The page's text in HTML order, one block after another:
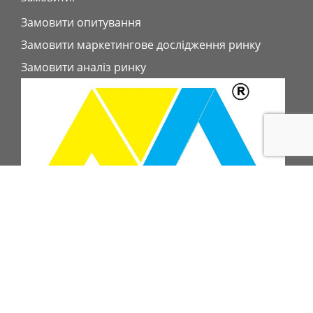
Замовити опитування
Замовити маркетингове дослідження ринку
Замовити аналіз ринку